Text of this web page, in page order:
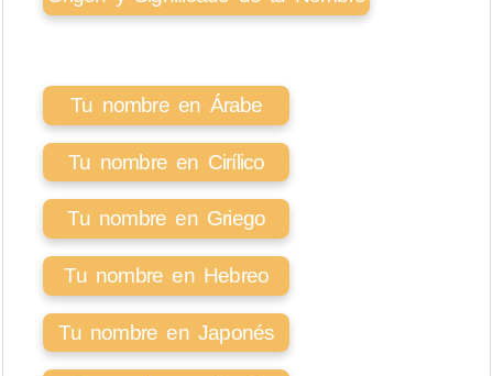
Tu nombre en Árabe
Tu nombre en Cirílico
Tu nombre en Griego
Tu nombre en Hebreo
Tu nombre en Japonés